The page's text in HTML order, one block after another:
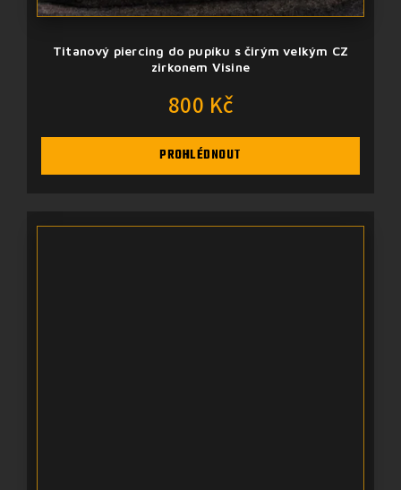
Titanový piercing do pupíku s čirým velkým CZ
zirkonem Visine
800 Kč
PROHLÉDNOUT